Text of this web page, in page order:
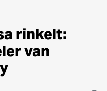
rinkelt:
van